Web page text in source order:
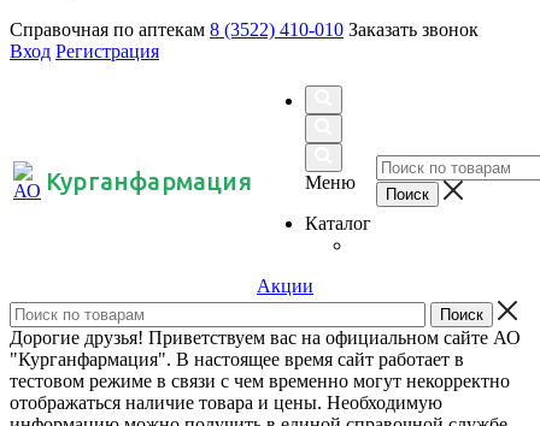
Справочная по аптекам 8 (3522) 410-010 Заказать звонок
Вход Регистрация
Курганфармация
Меню
Каталог
Акции
Дорогие друзья! Приветствуем вас на официальном сайте АО
"Курганфармация". В настоящее время сайт работает в
тестовом режиме в связи с чем временно могут некорректно
отображаться наличие товара и цены. Необходимую